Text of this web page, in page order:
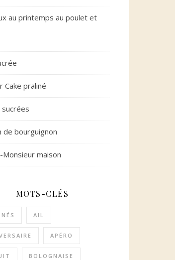
au printemps au poulet et
Cake praliné
de bourguignon
Monsieur maison
MOTS-CLÉS
AIL
APÉRO
BOLOGNAISE